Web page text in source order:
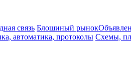
связь Блошиный рынок
автоматика, протоколы Схемы,